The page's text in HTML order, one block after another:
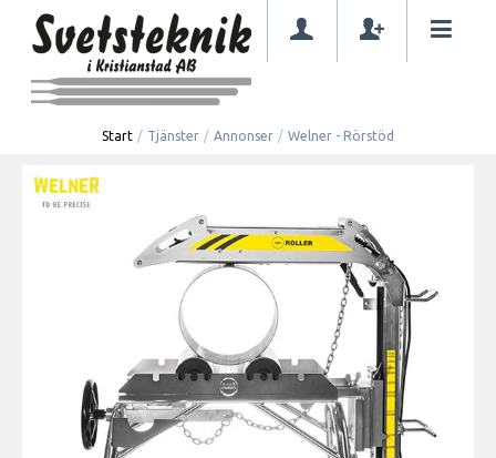
Start / Tjänster / Annonser / Welner - Rörstöd